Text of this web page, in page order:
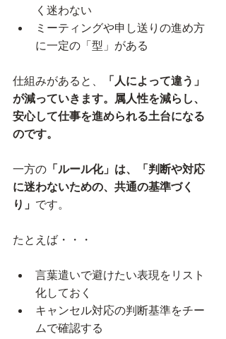
く迷わない
ミーティングや申し送りの進め方
に一定の「型」がある
仕組みがあると、
「人によって違う」
が減っていきます。属人性を減らし、
安心して仕事を進められる土台になる
のです。
一方の 「ルール化」は、「判断や対応
に迷わないための、共通の基準づく
り」 です。
たとえば・・・
言葉遣いで避けたい表現をリスト
化しておく
キャンセル対応の判断基準をチー
ムで確認する